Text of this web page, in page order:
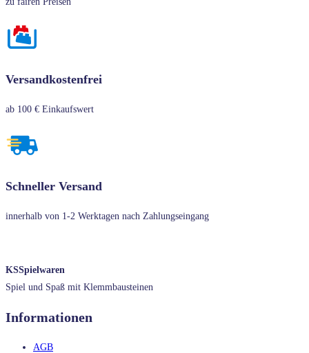
Versandkostenfrei
ab 100 € Einkaufswert
Schneller Versand
innerhalb von 1-2 Werktagen nach Zahlungseingang
KSSpielwaren
Spiel und Spaß mit Klemmbausteinen
Informationen
AGB